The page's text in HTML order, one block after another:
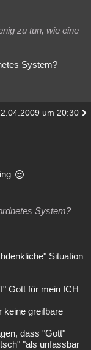
zu tun, wie eine
System?
um 20:30
System?
Situation
Gott für mein ICH
keine greifbare
dass "Gott"
"als unfassbar